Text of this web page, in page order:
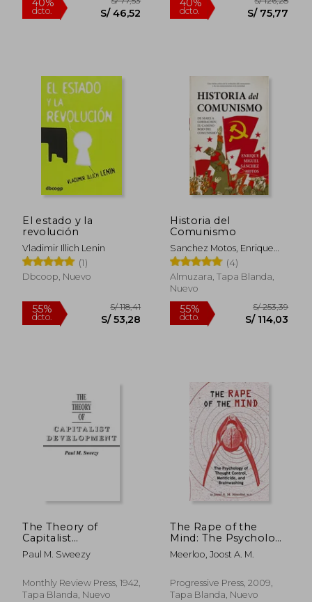
S/ 112,26 dcto.
El estado y la
revolución
Vladimir Illich Lenin
(1)
Dbcoop, Nuevo
Historia del
Comunismo
Sanchez Motos, Enrique
Miguel
(4)
Almuzara, Tapa Blanda,
Nuevo
The Theory of
Capitalist
Development:
Principles of Marxian
(en Inglés)
Paul M. Sweezy
Monthly Review Press, 1942,
Tapa Blanda, Nuevo
The Rape of the
Mind: The Psychology
of Thought Control,
Menticide, and
Inglés)
Meerloo, Joost A. M.
Progressive Press, 2009,
Tapa Blanda, Nuevo